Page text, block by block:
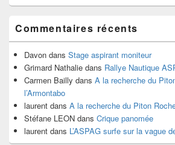
Commentaires récents
Davon dans Stage aspirant moniteur
Grimard Nathalie dans Rallye Nautique
Carmen Bailly dans A la recherche du
l’Armontabo
laurent dans A la recherche du Piton
Stéfane LEON dans Crique panomée
laurent dans L’ASPAG surfe sur la vague